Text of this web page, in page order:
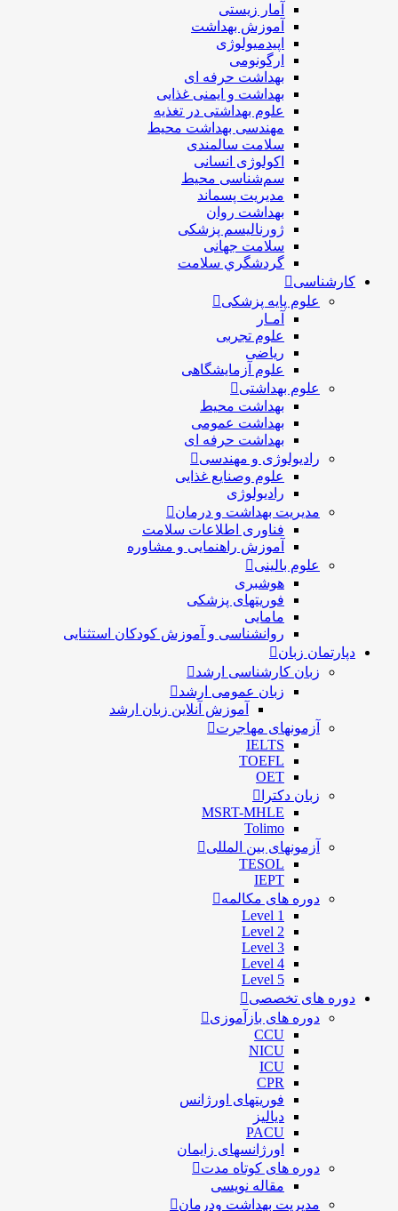
آمار زیستی
آموزش بهداشت
اپیدمیولوژی
ارگونومی
بهداشت حرفه ای
بهداشت و ایمنی غذایی
علوم بهداشتی در تغذیه
مهندسی بهداشت محيط
سلامت سالمندی
اکولوژی انسانی
سم‌شناسی محیط
مدیریت پسماند
بهداشت روان
ژورنالیسم پزشکی
سلامت جهانی
گردشگري سلامت
کارشناسی
علوم پایه پزشکی
آمـار
علوم تجربی
ریاضی
علوم آزمایشگاهی
علوم بهداشتی
بهداشت محیط
بهداشت عمومی
بهداشت حرفه ای
رادیولوژی و مهندسی
علوم وصنایع غذایی
رادیولوژی
مدیریت بهداشت و درمان
فناوری اطلاعات سلامت
آموزش راهنمایی و مشاوره
علوم بالینی
هوشبری
فوریتهای پزشکی
مامایی
روانشناسی و آموزش کودکان استثنایی
دپارتمان زبان
زبان کارشناسی ارشد
زبان عمومی ارشد
آموزش آنلاین زبان ارشد
آزمونهای مهاجرت
IELTS
TOEFL
OET
زبان دکترا
MSRT-MHLE
Tolimo
آزمونهای بین المللی
TESOL
IEPT
دوره های مکالمه
Level 1
Level 2
Level 3
Level 4
Level 5
دوره های تخصصی
دوره های بازآموزی
CCU
NICU
ICU
CPR
فوریتهای اورژانس
دیالیز
PACU
اورژانسهای زایمان
دوره های کوتاه مدت
مقاله نویسی
مدیریت بهداشت ودرمان